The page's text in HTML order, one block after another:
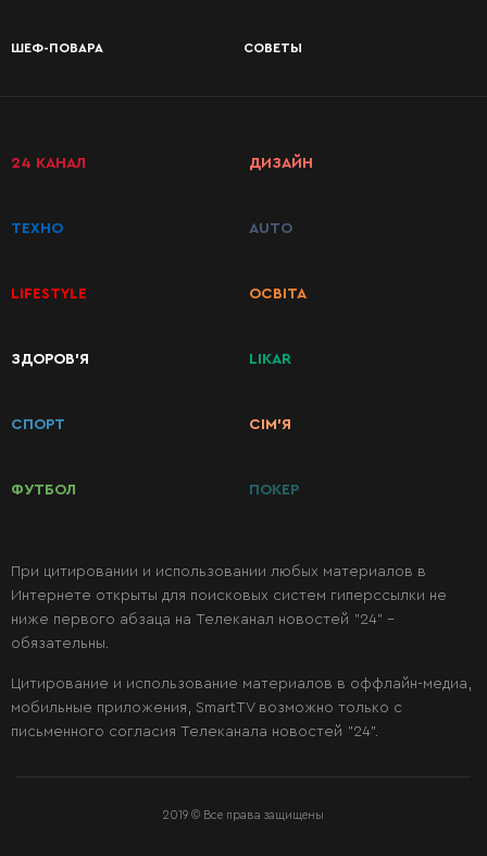
Салаты
ШЕФ-ПОВАРА СОВЕТЫ
24 КАНАЛ
ТЕХНО
LIFESTYLE
ЗДОРОВ’Я
СПОРТ
ФУТБОЛ
ДИЗАЙН
AUTO
ОСВІТА
LIKAR
СІМ’Я
ПОКЕР
При цитировании и использовании любых материалов в
Интернете открыты для поисковых систем гиперссылки не
ниже первого абзаца на Телеканал новостей "24" -
обязательны.
Цитирование и использование материалов в оффлайн-медиа,
мобильные приложения, SmartTV возможно только с
письменного согласия Телеканала новостей "24".
2019 © Все права защищены